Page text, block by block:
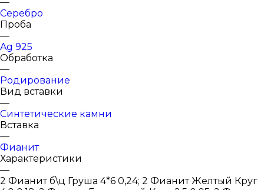
Серебро
Проба
—
Ag 925
Обработка
—
Родирование
Вид вставки
—
Синтетические камни
Вставка
—
Фианит
Характеристики
—
2 Фианит б\ц Груша 4*6 0,24; 2 Фианит Желтый Круг